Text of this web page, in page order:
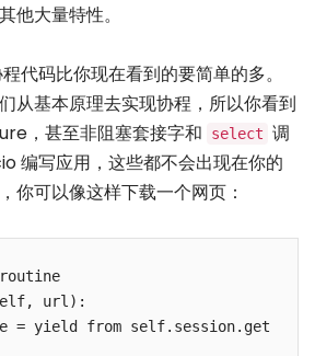
他大量特性。
代码比你现在看到的要简单的多。
从基本原理去实现协程，所以你看到
，甚至非阻塞套接字和
select 调
编写应用，这些都不会出现在你的
你可以像这样下载一个网页：
url):
= yield from self.session.get